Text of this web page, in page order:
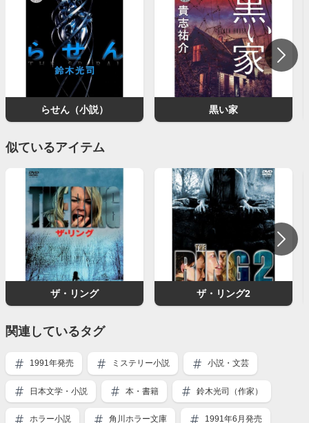
らせん（小説） 黒い家
似ているアイテム
ザ・リング ザ・リング2
関連しているタグ
1991年発売 ミステリー小説 小説・文芸
日本文学・小説 本・書籍 鈴木光司（作家）
ホラー小説 角川ホラー文庫
1991年6月発売